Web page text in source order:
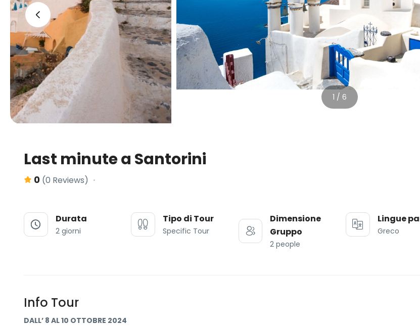
‹
1 / 6
Last minute a Santorini
0 (0 Reviews)
Durata
2 giorni
Tipo di Tour
Specific Tour
Dimensione
Gruppo
2 people
Lingue
Greco
Info Tour
DALL’ 8 AL 10 OTTOBRE 2024